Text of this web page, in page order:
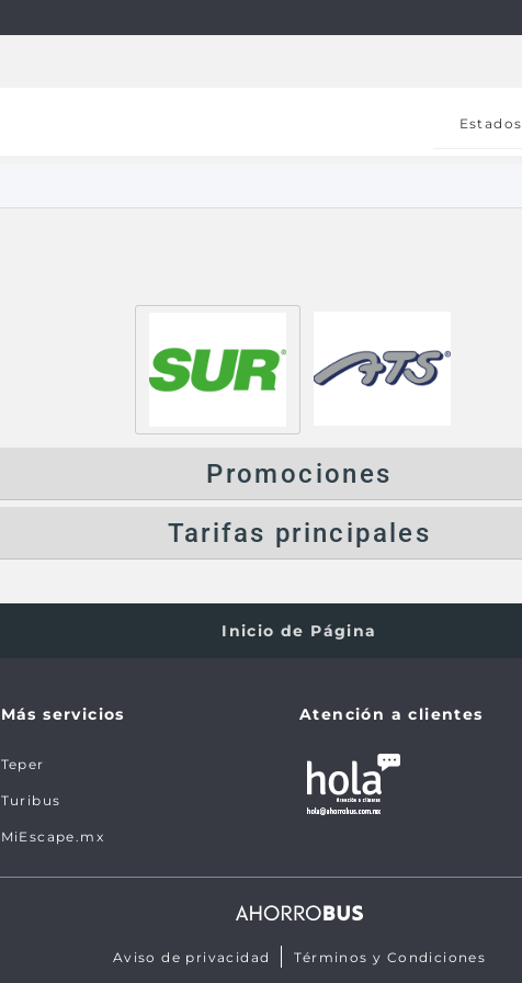
Estados
Promociones
Tarifas principales
Inicio de Página
Más servicios
Teper
Turibus
MiEscape.mx
Atención a clientes
Aviso de privacidad Términos y Condiciones